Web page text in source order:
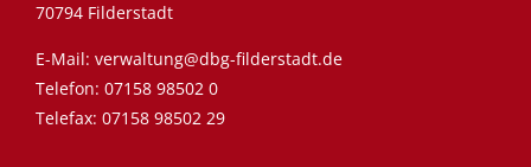
70794 Filderstadt
E-Mail: verwaltung@dbg-filderstadt.de
Telefon: 07158 98502 0
Telefax: 07158 98502 29